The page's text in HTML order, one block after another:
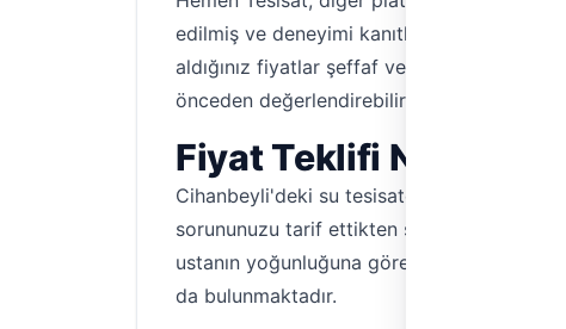
edilmiş ve deneyimi kanıtlanmış
aldığınız fiyatlar şeffaf ve adil olacaktır.
önceden değerlendirebilirsiniz.
Fiyat Teklifi Nasıl
Cihanbeyli'deki su tesisatçılarımızla
sorununuzu tarif ettikten sonra size hızlı
ustanın yoğunluğuna göre değişiklik
da bulunmaktadır.